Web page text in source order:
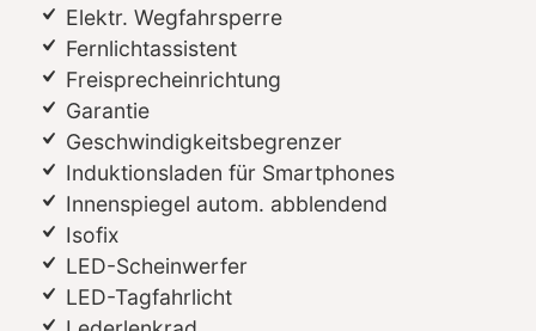
Elektr. Wegfahrsperre
Fernlichtassistent
Freisprecheinrichtung
Garantie
Geschwindigkeitsbegrenzer
Induktionsladen für Smartphones
Innenspiegel autom. abblendend
Isofix
LED-Scheinwerfer
LED-Tagfahrlicht